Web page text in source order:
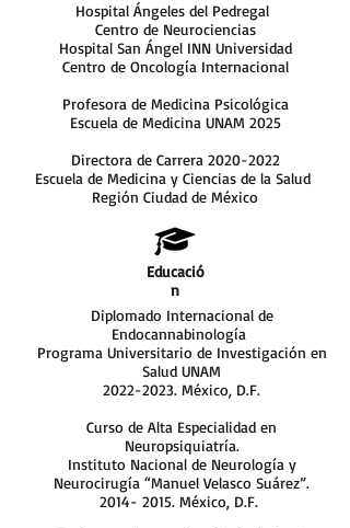
Hospital Ángeles del Pedregal
Centro de Neurociencias
Hospital San Ángel INN Universidad
Centro de Oncología Internacional
Profesora de Medicina Psicológica
Escuela de Medicina UNAM 2025
Directora de Carrera 2020-2022
Escuela de Medicina y Ciencias de la Salud
Región Ciudad de México
Educació
n
Diplomado Internacional de
Endocannabinología
Programa Universitario de Investigación en
Salud UNAM
2022-2023. México, D.F.
Curso de Alta Especialidad en
Neuropsiquiatría.
Instituto Nacional de Neurología y
Neurocirugía “Manuel Velasco Suárez”.
2014- 2015. México, D.F.